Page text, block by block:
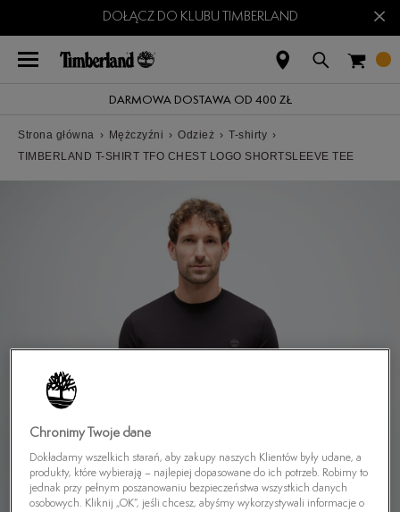
DOŁĄCZ DO KLUBU TIMBERLAND ×
DARMOWA DOSTAWA OD 400 ZŁ
Strona główna › Mężczyźni › Odzież › T-shirty ›
TIMBERLAND T-SHIRT TFO CHEST LOGO SHORTSLEEVE TEE
Chronimy Twoje dane
Dokładamy wszelkich starań, aby zakupy naszych Klientów były udane, a
produkty, które wybierają – najlepiej dopasowane do ich potrzeb. Robimy to
jednak przy pełnym poszanowaniu bezpieczeństwa wszystkich danych
osobowych. Kliknij „OK”, jeśli chcesz, abyśmy wykorzystywali informacje o